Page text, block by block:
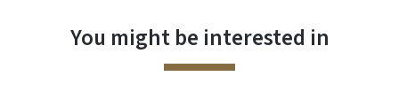
You might be interested in